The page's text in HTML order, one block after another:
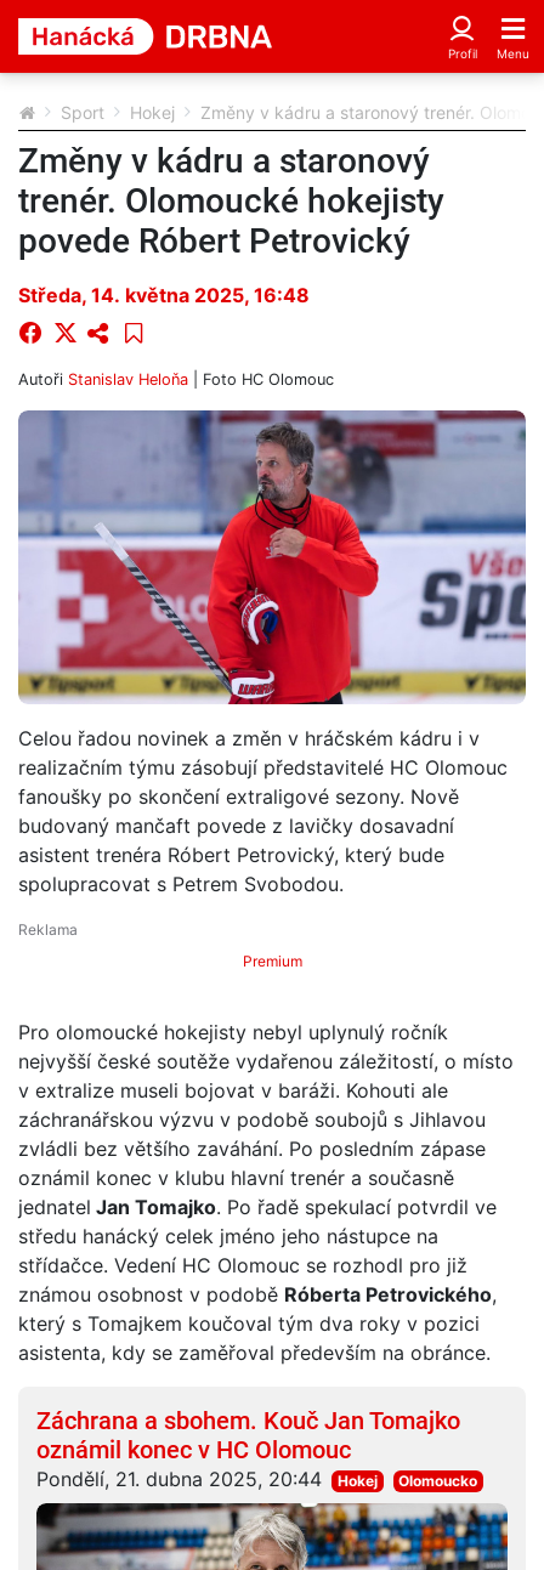
Sport Hokej Změny v kádru a staronový trenér.
Změny v kádru a staronový
trenér. Olomoucké hokejisty
povede Róbert Petrovický
Středa, 14. května 2025, 16:48
Autoři Stanislav Heloňa | Foto HC Olomouc
Celou řadou novinek a změn v hráčském kádru i v
realizačním týmu zásobují představitelé HC Olomouc
fanoušky po skončení extraligové sezony. Nově
budovaný mančaft povede z lavičky dosavadní
asistent trenéra Róbert Petrovický, který bude
spolupracovat s Petrem Svobodou.
Premium
Pro olomoucké hokejisty nebyl uplynulý ročník
nejvyšší české soutěže vydařenou záležitostí, o místo
v extralize museli bojovat v baráži. Kohouti ale
záchranářskou výzvu v podobě soubojů s Jihlavou
zvládli bez většího zaváhání. Po posledním zápase
oznámil konec v klubu hlavní trenér a současně
jednatel Jan Tomajko. Po řadě spekulací potvrdil ve
středu hanácký celek jméno jeho nástupce na
střídačce. Vedení HC Olomouc se rozhodl pro již
známou osobnost v podobě Róberta Petrovického,
který s Tomajkem koučoval tým dva roky v pozici
asistenta, kdy se zaměřoval především na obránce.
Záchrana a sbohem. Kouč Jan Tomajko
oznámil konec v HC Olomouc
Pondělí, 21. dubna 2025, 20:44 Hokej Olomoucko